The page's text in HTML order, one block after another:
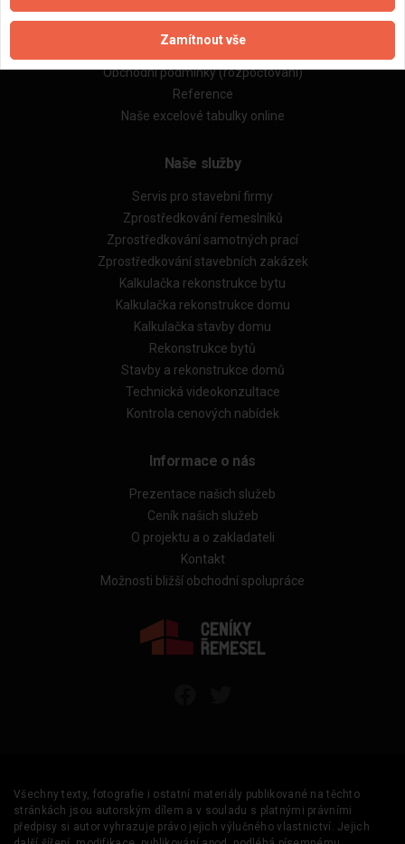
Obchodní podmínky (rozpočtování)
Reference
Naše excelové tabulky online
Naše služby
Servis pro stavební firmy
Zprostředkování řemeslníků
Zprostředkování samotných prací
Zprostředkování stavebních zakázek
Kalkulačka rekonstrukce bytu
Kalkulačka rekonstrukce domu
Kalkulačka stavby domu
Rekonstrukce bytů
Stavby a rekonstrukce domů
Technická videokonzultace
Kontrola cenových nabídek
Informace o nás
Prezentace našich služeb
Ceník našich služeb
O projektu a o zakladateli
Kontakt
Možnosti bližší obchodní spolupráce
Všechny texty, fotografie i ostatní materiály publikované na těchto
stránkách jsou autorským dílem a v souladu s platnými právními
předpisy si autor vyhrazuje právo jejich výlučného vlastnictví. Jejich
Zamítnout vše